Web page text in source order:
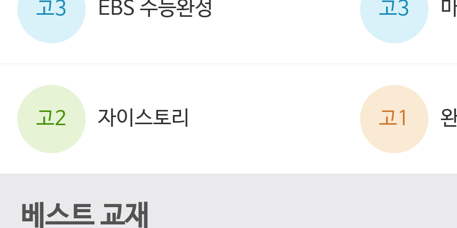
고3 EBS 수능완성 고3
고2 자이스토리 고1
베스트 교재